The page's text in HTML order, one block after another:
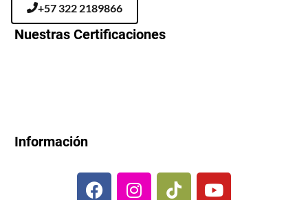
+57 322 2189866
Nuestras Certificaciones
Información